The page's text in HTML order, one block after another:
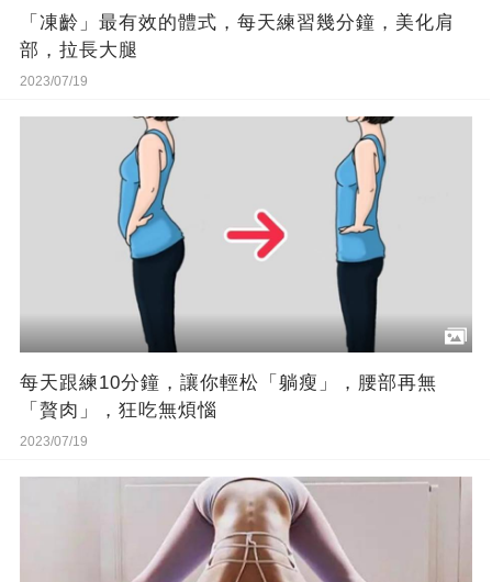
「凍齡」最有效的體式，每天練習幾分鐘，美化肩
部，拉長大腿
2023/07/19
每天跟練10分鐘，讓你輕松「躺瘦」，腰部再無
「贅肉」，狂吃無煩惱
2023/07/19